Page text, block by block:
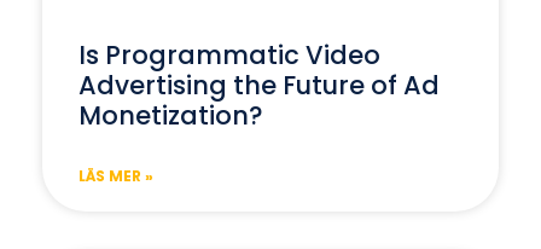
Is Programmatic Video
Advertising the Future of Ad
Monetization?
LÄS MER »